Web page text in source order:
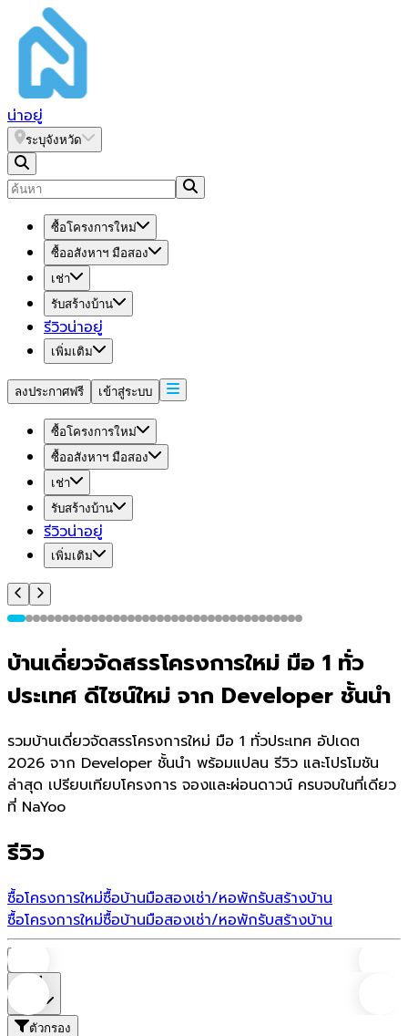
น่าอยู่
ระบุจังหวัด
ซื้อโครงการใหม่
ซื้ออสังหาฯ มือสอง
เช่า
รับสร้างบ้าน
รีวิวน่าอยู่
เพิ่มเติม
ลงประกาศฟรี เข้าสู่ระบบ
ซื้อโครงการใหม่
ซื้ออสังหาฯ มือสอง
เช่า
รับสร้างบ้าน
รีวิวน่าอยู่
เพิ่มเติม
บ้านเดี่ยวจัดสรรโครงการใหม่ มือ 1 ทั่ว
ประเทศ ดีไซน์ใหม่ จาก Developer ชั้นนำ
รวมบ้านเดี่ยวจัดสรรโครงการใหม่ มือ 1 ทั่วประเทศ อัปเดต
2026 จาก Developer ชั้นนำ พร้อมแปลน รีวิว และโปรโมชัน
ล่าสุด เปรียบเทียบโครงการ จองและผ่อนดาวน์ ครบจบในที่เดียว
ที่ NaYoo
รีวิว
ซื้อโครงการใหม่ซื้อบ้านมือสองเช่า/หอพักรับสร้างบ้าน
ซื้อโครงการใหม่ซื้อบ้านมือสองเช่า/หอพักรับสร้างบ้าน
ตัวกรอง